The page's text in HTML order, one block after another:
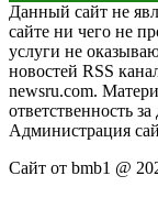
Данный сайт не
сайте ни чего не
услуги не
новостей RSS
newsru.com.
ответственность
Администрация
Сайт от bmb1 @